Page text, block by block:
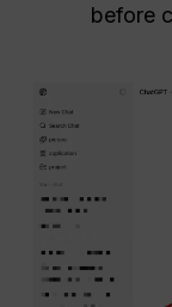
before